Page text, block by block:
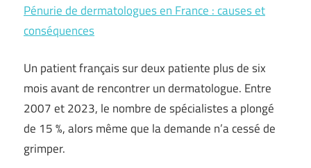
Pénurie de dermatologues en France : causes et
conséquences
Un patient français sur deux patiente plus de six
mois avant de rencontrer un dermatologue. Entre
2007 et 2023, le nombre de spécialistes a plongé
de 15 %, alors même que la demande n’a cessé de
grimper.